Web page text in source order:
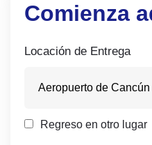
Comienza
Locación de Entrega
Regreso en otro lugar